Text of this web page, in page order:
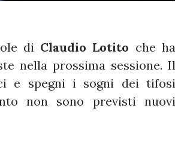
di Claudio Lotito che ha
nella prossima sessione. Il
e spegni i sogni dei tifosi
non sono previsti nuovi